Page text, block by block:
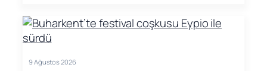
9 Ağustos 2026